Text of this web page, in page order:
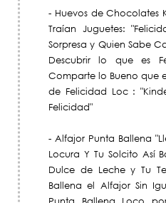
- Huevos de Chocolates
Traían Juguetes:
Sorpresa y Quien Sabe
Descubrir lo que es
Comparte lo Bueno que
de Felicidad Loc :
Felicidad"
- Alfajor Punta Ballena
Locura Y Tu Solcito Así
Dulce de Leche y Tu
Ballena el Alfajor Sin